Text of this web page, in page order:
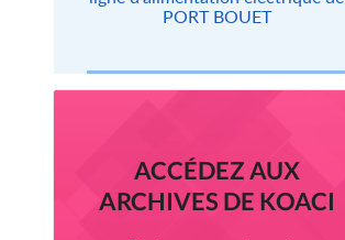
PORT BOUET
ACCÉDEZ AUX
ARCHIVES DE KOACI